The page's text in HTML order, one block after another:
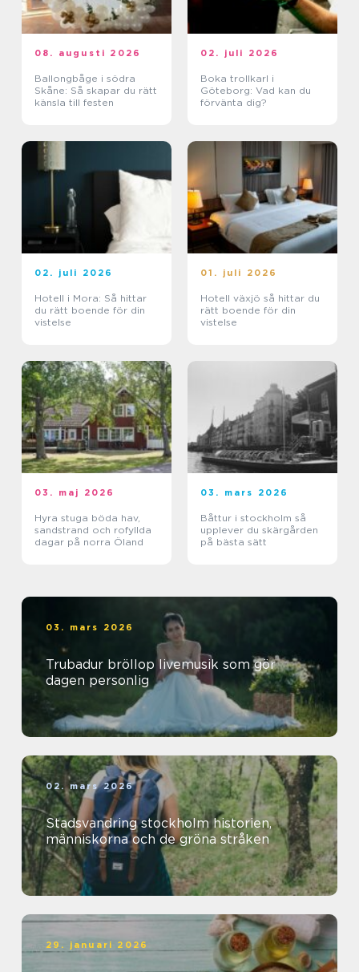
08. augusti 2026
Ballongbåge i södra
Skåne: Så skapar du rätt
känsla till festen
02. juli 2026
Boka trollkarl i
Göteborg: Vad kan du
förvänta dig?
02. juli 2026
Hotell i Mora: Så hittar
du rätt boende för din
vistelse
01. juli 2026
Hotell växjö så hittar du
rätt boende för din
vistelse
03. maj 2026
Hyra stuga böda hav,
sandstrand och rofyllda
dagar på norra Öland
03. mars 2026
Båttur i stockholm så
upplever du skärgården
på bästa sätt
03. mars 2026
Trubadur bröllop livemusik som gör
dagen personlig
02. mars 2026
Stadsvandring stockholm historien,
människorna och de gröna stråken
29. januari 2026